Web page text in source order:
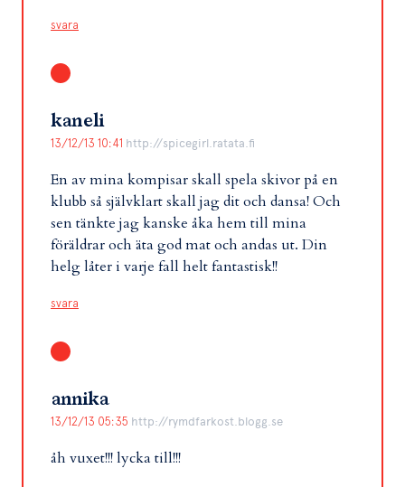
svara
kaneli
13/12/13 10:41 http://spicegirl.ratata.fi
En av mina kompisar skall spela skivor på en
klubb så självklart skall jag dit och dansa! Och
sen tänkte jag kanske åka hem till mina
föräldrar och äta god mat och andas ut. Din
helg låter i varje fall helt fantastisk!!
svara
annika
13/12/13 05:35 http://rymdfarkost.blogg.se
åh vuxet!!! lycka till!!!